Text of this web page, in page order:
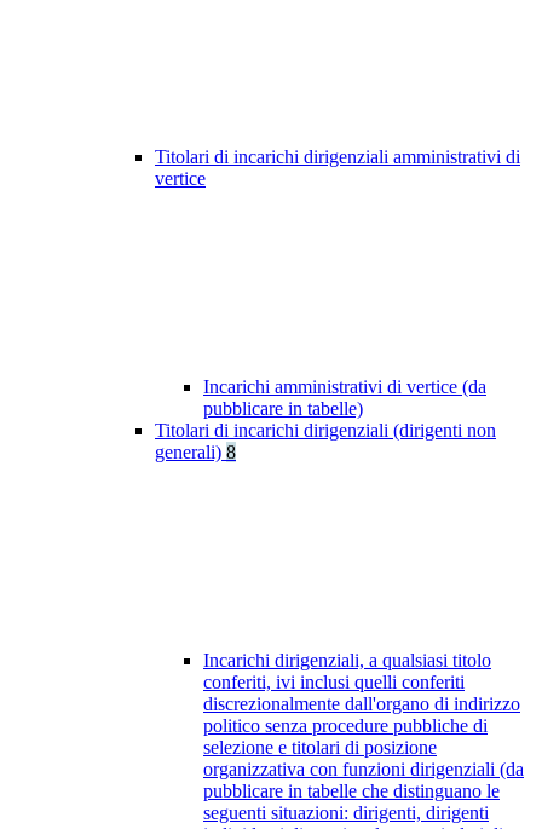
Titolari di incarichi dirigenziali amministrativi di
vertice
Incarichi amministrativi di vertice (da
pubblicare in tabelle)
Titolari di incarichi dirigenziali (dirigenti non
generali) 8
Incarichi dirigenziali, a qualsiasi titolo
conferiti, ivi inclusi quelli conferiti
discrezionalmente dall'organo di indirizzo
politico senza procedure pubbliche di
selezione e titolari di posizione
organizzativa con funzioni dirigenziali (da
pubblicare in tabelle che distinguano le
seguenti situazioni: dirigenti, dirigenti